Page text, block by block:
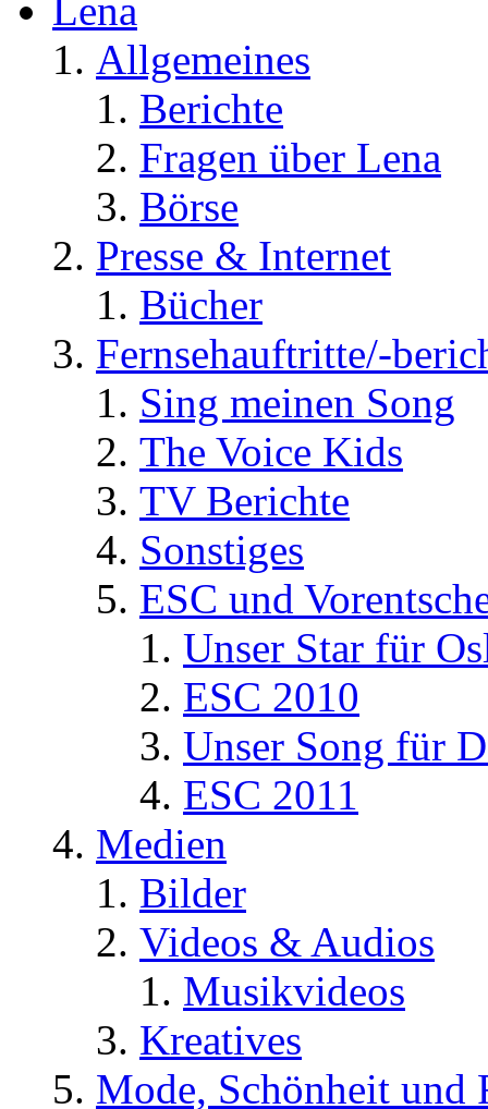
Lena
Allgemeines
Berichte
Fragen über Lena
Börse
Presse & Internet
Bücher
Fernsehauftritte/-
Sing meinen Song
The Voice Kids
TV Berichte
Sonstiges
ESC und
Unser Star für
ESC 2010
Unser Song für
ESC 2011
Medien
Bilder
Videos & Audios
Musikvideos
Kreatives
Mode, Schönheit und